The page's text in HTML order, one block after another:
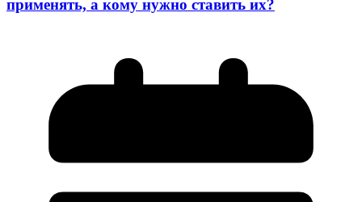
применять, а кому нужно ставить их?